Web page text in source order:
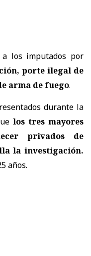
los imputados por
porte ilegal de
arma de fuego.
durante la
los tres mayores
privados de
la investigación.
años.